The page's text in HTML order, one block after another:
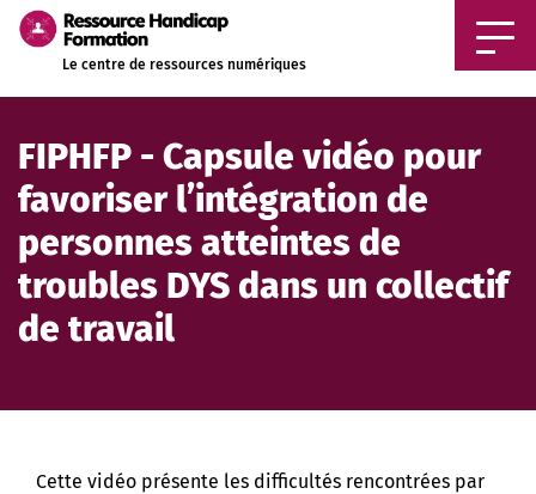
Le centre de ressources numériques
FIPHFP - Capsule vidéo pour
favoriser l’intégration de
personnes atteintes de
troubles DYS dans un collectif
de travail
Cette vidéo présente les difficultés rencontrées par